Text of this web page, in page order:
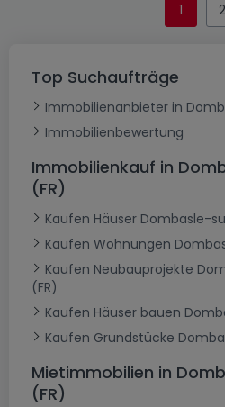
1 2
Top Suchaufträge
Immobilienanbieter in
Immobilienbewertung
Immobilienkauf in
(FR)
Kaufen Häuser Dombasle-
Kaufen Wohnungen
Kaufen Neubauprojekte
(FR)
Kaufen Häuser bauen
Kaufen Grundstücke
Mietimmobilien in
(FR)